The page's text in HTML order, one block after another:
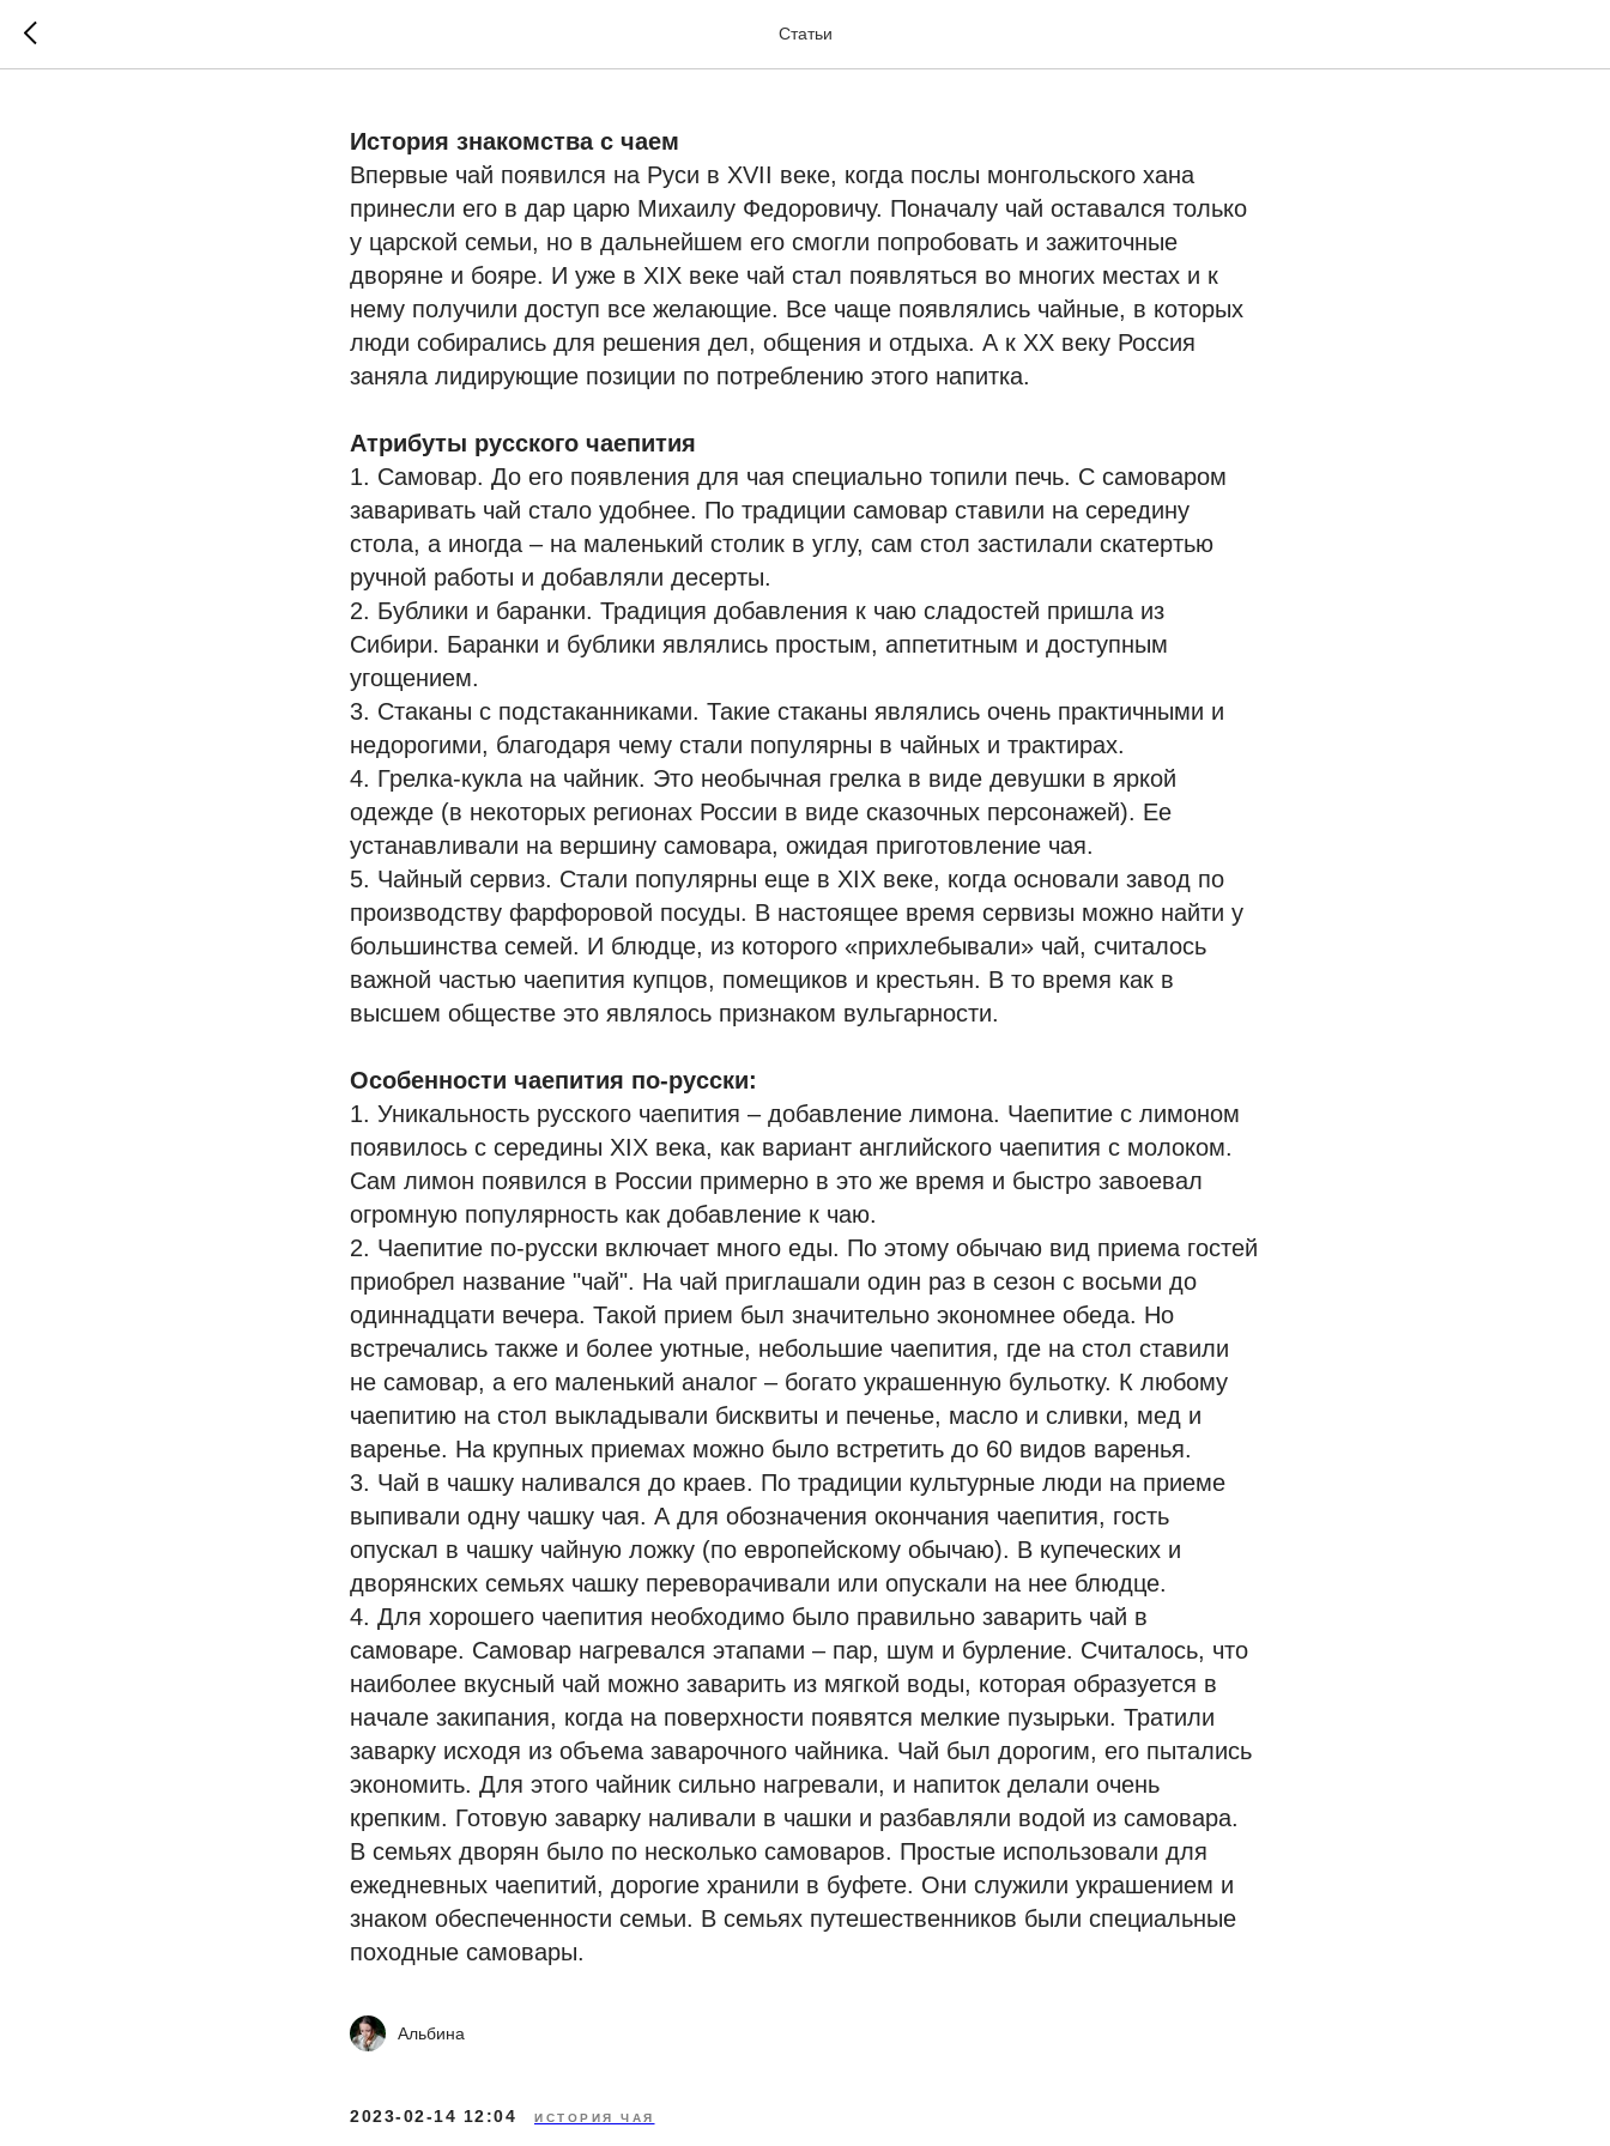
Статьи
Чайные традиции на Руси
История знакомства с чаем
Впервые чай появился на Руси в XVII веке, когда послы монгольского хана
принесли его в дар царю Михаилу Федоровичу. Поначалу чай оставался только
у царской семьи, но в дальнейшем его смогли попробовать и зажиточные
дворяне и бояре. И уже в XIX веке чай стал появляться во многих местах и к
нему получили доступ все желающие. Все чаще появлялись чайные, в которых
люди собирались для решения дел, общения и отдыха. А к XX веку Россия
заняла лидирующие позиции по потреблению этого напитка.
Атрибуты русского чаепития
1. Самовар. До его появления для чая специально топили печь. С самоваром
заваривать чай стало удобнее. По традиции самовар ставили на середину
стола, а иногда – на маленький столик в углу, сам стол застилали скатертью
ручной работы и добавляли десерты.
2. Бублики и баранки. Традиция добавления к чаю сладостей пришла из
Сибири. Баранки и бублики являлись простым, аппетитным и доступным
угощением.
3. Стаканы с подстаканниками. Такие стаканы являлись очень практичными и
недорогими, благодаря чему стали популярны в чайных и трактирах.
4. Грелка-кукла на чайник. Это необычная грелка в виде девушки в яркой
одежде (в некоторых регионах России в виде сказочных персонажей). Ее
устанавливали на вершину самовара, ожидая приготовление чая.
5. Чайный сервиз. Стали популярны еще в XIX веке, когда основали завод по
производству фарфоровой посуды. В настоящее время сервизы можно найти у
большинства семей. И блюдце, из которого «прихлебывали» чай, считалось
важной частью чаепития купцов, помещиков и крестьян. В то время как в
высшем обществе это являлось признаком вульгарности.
Особенности чаепития по-русски:
1. Уникальность русского чаепития – добавление лимона. Чаепитие с лимоном
появилось с середины XIX века, как вариант английского чаепития с молоком.
Сам лимон появился в России примерно в это же время и быстро завоевал
огромную популярность как добавление к чаю.
2. Чаепитие по-русски включает много еды. По этому обычаю вид приема гостей
приобрел название "чай". На чай приглашали один раз в сезон с восьми до
одиннадцати вечера. Такой прием был значительно экономнее обеда. Но
встречались также и более уютные, небольшие чаепития, где на стол ставили
не самовар, а его маленький аналог – богато украшенную бульотку. К любому
чаепитию на стол выкладывали бисквиты и печенье, масло и сливки, мед и
варенье. На крупных приемах можно было встретить до 60 видов варенья.
3. Чай в чашку наливался до краев. По традиции культурные люди на приеме
выпивали одну чашку чая. А для обозначения окончания чаепития, гость
опускал в чашку чайную ложку (по европейскому обычаю). В купеческих и
дворянских семьях чашку переворачивали или опускали на нее блюдце.
4. Для хорошего чаепития необходимо было правильно заварить чай в
самоваре. Самовар нагревался этапами – пар, шум и бурление. Считалось, что
наиболее вкусный чай можно заварить из мягкой воды, которая образуется в
начале закипания, когда на поверхности появятся мелкие пузырьки. Тратили
заварку исходя из объема заварочного чайника. Чай был дорогим, его пытались
экономить. Для этого чайник сильно нагревали, и напиток делали очень
крепким. Готовую заварку наливали в чашки и разбавляли водой из самовара.
В семьях дворян было по несколько самоваров. Простые использовали для
ежедневных чаепитий, дорогие хранили в буфете. Они служили украшением и
знаком обеспеченности семьи. В семьях путешественников были специальные
походные самовары.
Альбина
2023-02-14 12:04 ИСТОРИЯ ЧАЯ